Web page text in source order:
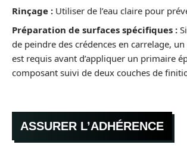
Rinçage : Utiliser de l’eau claire pour
Préparation de surfaces spécifiques :
de peindre des crédences en carrelage,
est requis avant d’appliquer un primaire
composant suivi de deux couches de
ASSURER L’ADHÉRENCE